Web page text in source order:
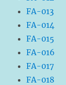
FA-013
FA-014
FA-015
FA-016
FA-017
FA-018